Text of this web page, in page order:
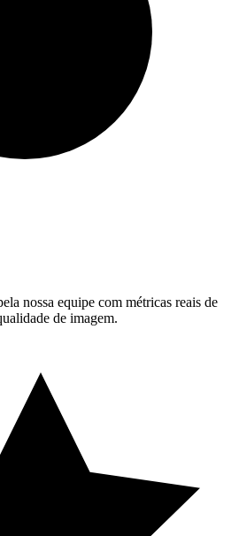
nossa equipe com métricas reais de
de imagem.